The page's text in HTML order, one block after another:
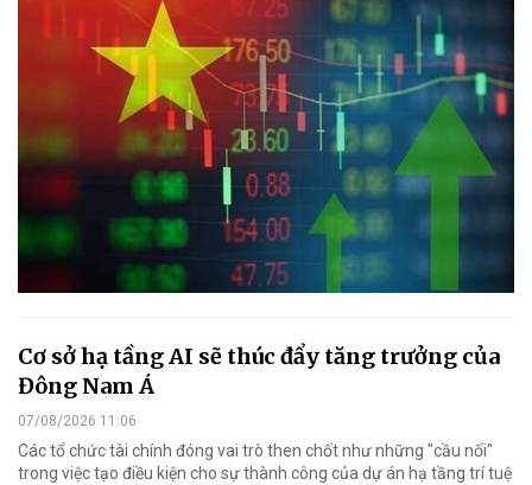
Cơ sở hạ tầng AI sẽ thúc đẩy tăng trưởng của
Đông Nam Á
07/08/2026 11:06
Các tổ chức tài chính đóng vai trò then chốt như những "cầu nối"
trong việc tạo điều kiện cho sự thành công của dự án hạ tầng trí tuệ